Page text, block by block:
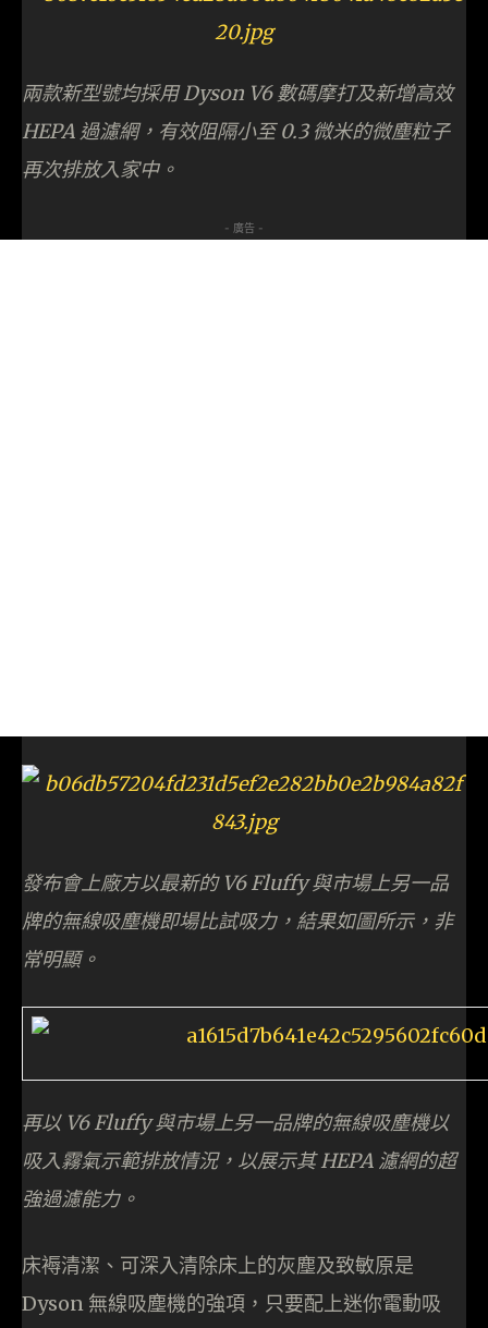
兩款新型號均採用 Dyson V6 數碼摩打及新增高效
HEPA 過濾網，有效阻隔小至 0.3 微米的微塵粒子
再次排放入家中。
- 廣告 -
發布會上廠方以最新的 V6 Fluffy 與市場上另一品
牌的無線吸塵機即場比試吸力，結果如圖所示，非
常明顯。
再以 V6 Fluffy 與市場上另一品牌的無線吸塵機以
吸入霧氣示範排放情況，以展示其 HEPA 濾網的超
強過濾能力。
床褥清潔、可深入清除床上的灰塵及致敏原是
Dyson 無線吸塵機的強項，只要配上迷你電動吸